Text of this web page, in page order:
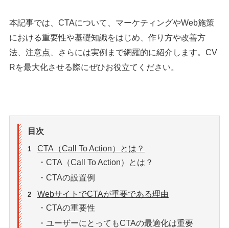
本記事では、CTAについて、マーケティングやWeb施策
における重要性や基礎知識をはじめ、作り方や改善方
法、注意点、さらには実例まで網羅的に紹介します。CV
Rを最大化させる際にぜひお役立てください。
目次
1
CTA（Call To Action）とは？
・CTA（Call To Action）とは？
・CTAの設置例
2
WebサイトでCTAが重要である理由
・CTAの重要性
・ユーザーにとってもCTAの最適化は重要